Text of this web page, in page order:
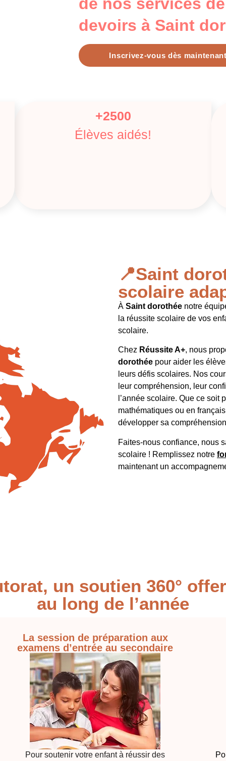
devoirs à Saint
Inscrivez-vous dès
+2500
Élèves aidés!
📍Saint
scolaire
À Saint dorothée notre
la réussite scolaire de vos
scolaire.
Chez Réussite A+, nous
dorothée pour aider les
leurs défis scolaires. Nos
leur compréhension, leur
l’année scolaire. Que ce soit
mathématiques ou en
développer sa
Faites-nous confiance, nous
scolaire ! Remplissez notre
maintenant un
un soutien 360°
au long de l’année
La session de préparation aux
examens d’entrée au secondaire
Pour soutenir votre enfant à réussir des